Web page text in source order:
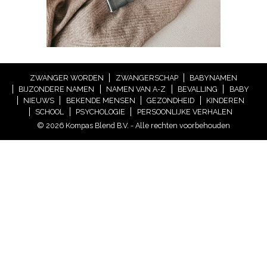
ZWANGER WORDEN ZWANGERSCHAP
BABYNAMEN
BIJZONDERE NAMEN
NAMEN VAN A-Z BEVALLING
BABY
NIEUWS
BEKENDE MENSEN GEZONDHEID
KINDEREN
SCHOOL
PSYCHOLOGIE
PERSOONLIJKE VERHALEN
© 2026 Kompas Blend B.V. - Alle rechten voorbehouden